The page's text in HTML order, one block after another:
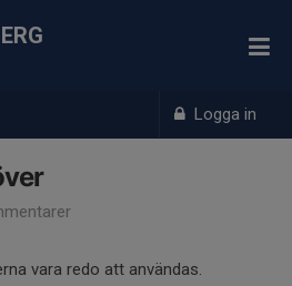
Logga in
vara redo att användas.